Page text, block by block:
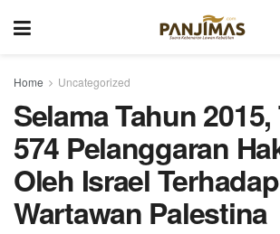
Home Uncategorized
Selama Tahun
574 Pelanggaran
Oleh Israel Terhadap
Wartawan Palestina